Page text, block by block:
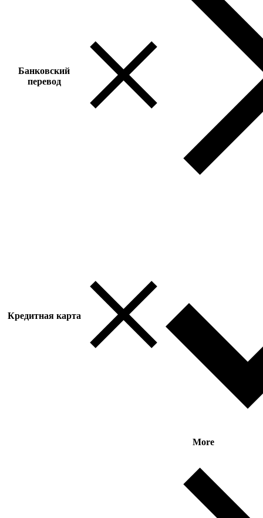
Банковский
перевод
Кредитная карта
More